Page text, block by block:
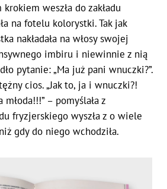
weszła do zakładu
na fotelu kolorystki. Tak jak
nakładała na włosy swojej
imbiru i niewinnie z nią
pytanie: „Ma już pani wnuczki?”.
cios. „Jak to, ja i wnuczki?!
– pomyślała z
fryzjerskiego wyszła z o wiele
gdy do niego wchodziła.